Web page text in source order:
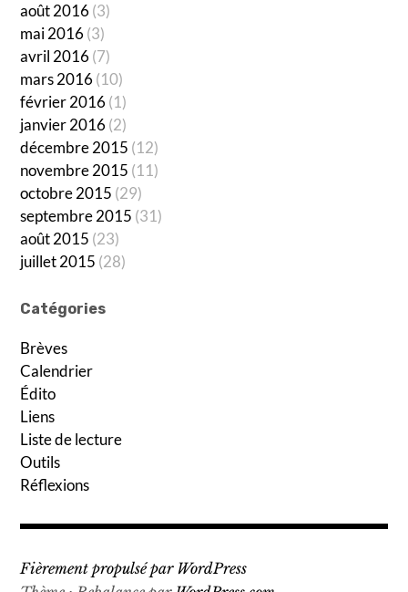
août 2016(3)
mai 2016(3)
avril 2016(7)
mars 2016(10)
février 2016(1)
janvier 2016(2)
décembre 2015 (12)
novembre 2015 (11)
octobre 2015 (29)
septembre 2015 (31)
août 2015 (23)
juillet 2015 (28)
Catégories
Brèves
Calendrier
Édito
Liens
Liste de lecture
Outils
Réflexions
Fièrement propulsé par WordPress